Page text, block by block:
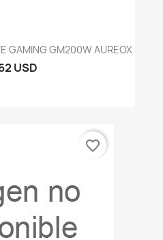
GAMING GM200W AUREOX
USD
favorite_border